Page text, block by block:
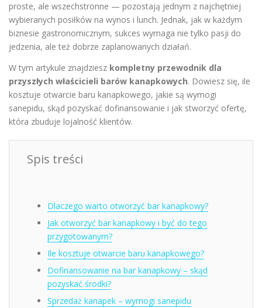
proste, ale wszechstronne — pozostają jednym z najchętniej
wybieranych posiłków na wynos i lunch. Jednak, jak w każdym
biznesie gastronomicznym, sukces wymaga nie tylko pasji do
jedzenia, ale też dobrze zaplanowanych działań.
W tym artykule znajdziesz kompletny przewodnik dla
przyszłych właścicieli barów kanapkowych. Dowiesz się, ile
kosztuje otwarcie baru kanapkowego, jakie są wymogi
sanepidu, skąd pozyskać dofinansowanie i jak stworzyć ofertę,
która zbuduje lojalność klientów.
Spis treści
Dlaczego warto otworzyć bar kanapkowy?
Jak otworzyć bar kanapkowy i być do tego
przygotowanym?
Ile kosztuje otwarcie baru kanapkowego?
Dofinansowanie na bar kanapkowy – skąd
pozyskać środki?
Sprzedaż kanapek – wymogi sanepidu